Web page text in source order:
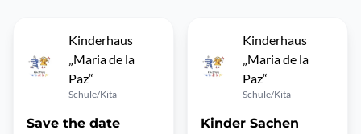
Kinderhaus
„Maria de la
Paz“
Schule/Kita
Save the date
Kinderhaus
„Maria de la
Paz“
Schule/Kita
Kinder Sachen